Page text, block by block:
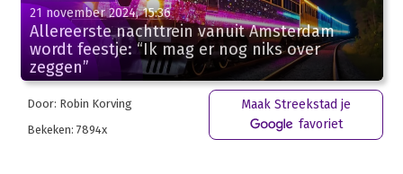
21 november 2024, 15:36
Allereerste nachttrein vanuit Amsterdam
wordt feestje: “Ik mag er nog niks over
zeggen”
Door: Robin Korving
Bekeken: 7894x
Maak Streekstad je
favoriet